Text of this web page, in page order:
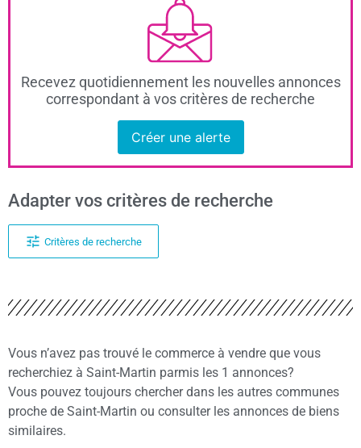
Recevez quotidiennement les nouvelles annonces
correspondant à vos critères de recherche
Créer une alerte
Adapter vos critères de recherche
Critères de recherche
Vous n’avez pas trouvé le commerce à vendre que vous
recherchiez à Saint-Martin parmis les 1 annonces?
Vous pouvez toujours chercher dans les autres communes
proche de Saint-Martin ou consulter les annonces de biens
similaires.